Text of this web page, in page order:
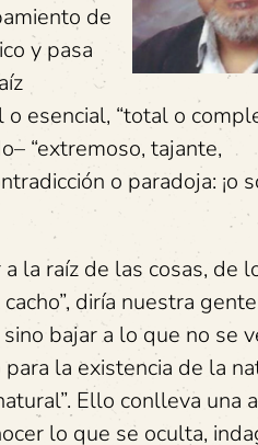
de
y pasa
esencial, “total o
“extremoso, tajante,
o paradoja: ¡o
raíz de las cosas, de
diría nuestra
bajar a lo que no se
la existencia de la
Ello conlleva una
lo que se oculta,